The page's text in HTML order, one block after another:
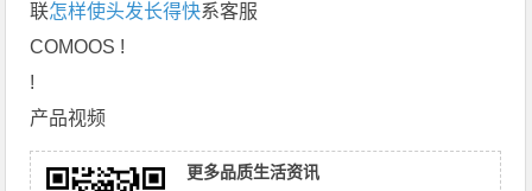
联怎样使头发长得快系客服
COMOOS !
!
产品视频
更多品质生活资讯